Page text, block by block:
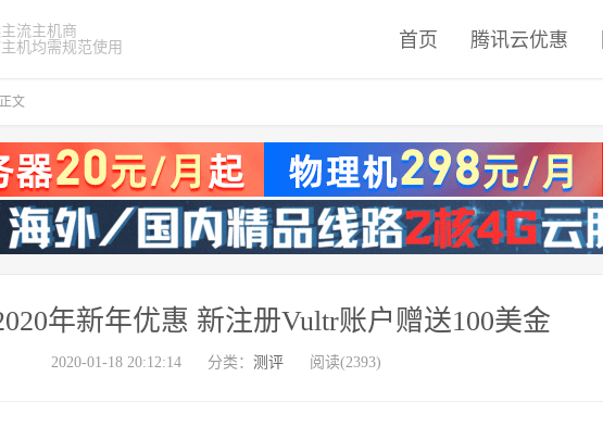
流主机商
机均需规范使用
首页 腾讯云优惠
正文
年新年优惠 新注册Vultr账户赠送100美金
2020-01-18 20:12:14 分类： 测评 阅读(2393)